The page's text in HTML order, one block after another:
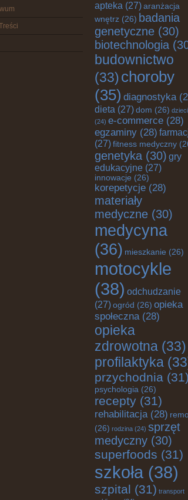
apteka (27) aranżacja
wnętrz (26) badania
genetyczne (30)
biotechnologia
budownictwo
(33)choroby
(35) diagnostyka
dieta (27) dom (26) dzieci
(24) e-commerce (28)
egzaminy (28)
(27) fitness medyczny
genetyka (30) gry
edukacyjne (27)
innowacje (26)
korepetycje (28)
materiały
medyczne (30)
medycyna
(36) mieszkanie (26)
motocykle
(38) odchudzanie
(27) ogród (26) opieka
społeczna(28)
opieka
zdrowotna (33)
profilaktyka
przychodnia (31)
psychologia (26)
recepty (31)
rehabilitacja(28)
(26) rodzina (24) sprzęt
medyczny (30)
superfoods (31)
szkoła (38)
szpital (31) transport